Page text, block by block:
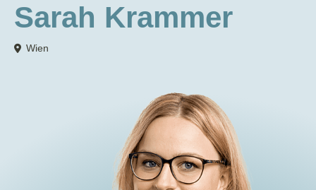
Karriere
Sarah Krammer
Wien